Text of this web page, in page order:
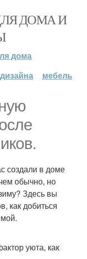
ДОМА И
дома
мебель
создали в доме
обычно, но
Здесь вы
как добиться
уюта, как